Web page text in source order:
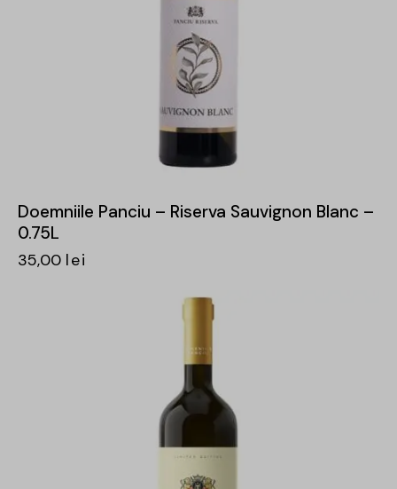
Doemniile Panciu – Riserva Sauvignon Blanc –
0.75L
35,00 lei